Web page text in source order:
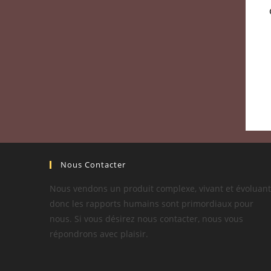
Nous Contacter
Nous vendons un produit complexe, vivant et
donc les rapports humains sont primordiaux pour
nous. Si vous désirez nous contacter, nous vous
répondrons avec plaisir.